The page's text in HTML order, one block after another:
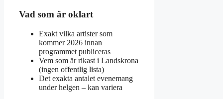
Vad som är oklart
Exakt vilka artister som
kommer 2026 innan
programmet publiceras
Vem som är rikast i Landskrona
(ingen offentlig lista)
Det exakta antalet evenemang
under helgen – kan variera